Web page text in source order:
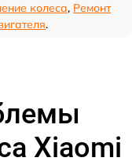
колеса, Ремонт
.
Xiaomi